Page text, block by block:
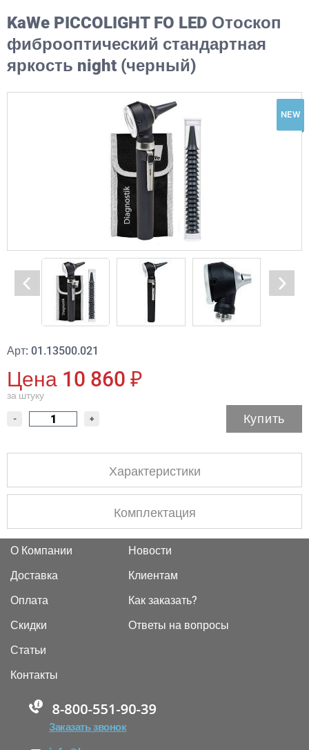
KaWe PICCOLIGHT FO LED Отоскоп
фиброоптический стандартная
яркость night (черный)
NEW
Арт: 01.13500.021
Цена 10 860 ₽
за штуку
- + Купить
Характеристики
Комплектация
О Компании
Доставка
Оплата
Скидки
Новости
Клиентам
Как заказать?
Ответы на вопросы
Статьи
Контакты
88005555550
Заказать звонок